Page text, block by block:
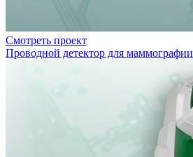
Смотреть проект
Проводной детектор для маммографии